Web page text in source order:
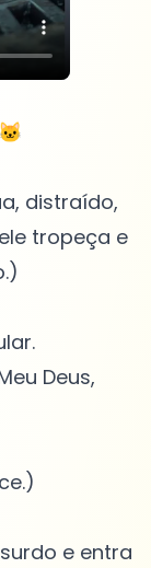
distraído,
tropeça e
Deus,
e entra